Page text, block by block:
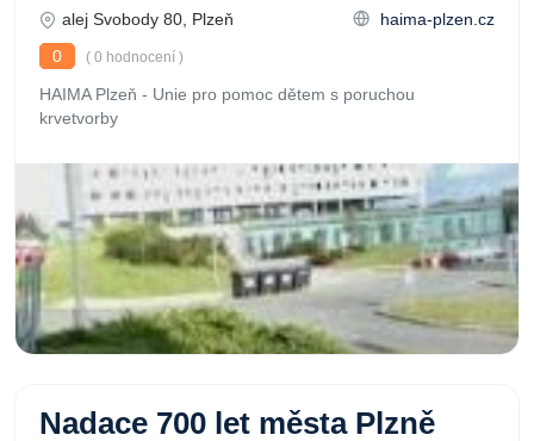
alej Svobody 80, Plzeň
haima-plzen.cz
0
( 0 hodnocení )
HAIMA Plzeň - Unie pro pomoc dětem s poruchou
krvetvorby
Nadace 700 let města Plzně